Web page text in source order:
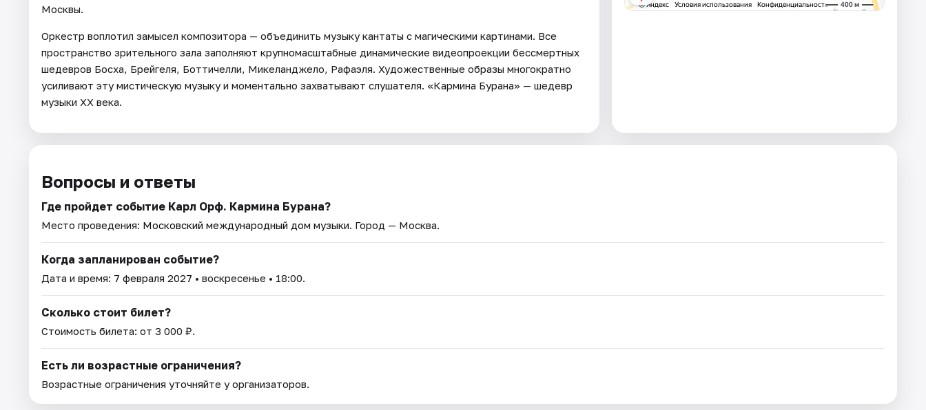
Москвы.
Оркестр воплотил замысел композитора — объединить музыку кантаты с магическими картинами. Все
пространство зрительного зала заполняют крупномасштабные динамические видеопроекции бессмертных
шедевров Босха, Брейгеля, Боттичелли, Микеланджело, Рафаэля. Художественные образы многократно
усиливают эту мистическую музыку и моментально захватывают слушателя. «Кармина Бурана» — шедевр
музыки XX века.
Вопросы и ответы
Где пройдет событие Карл Орф. Кармина Бурана?
Место проведения: Московский международный дом музыки. Город — Москва.
Когда запланирован событие?
Дата и время: 7 февраля 2027 • воскресенье • 18:00.
Сколько стоит билет?
Стоимость билета: от 3 000 ₽.
Есть ли возрастные ограничения?
Возрастные ограничения уточняйте у организаторов.